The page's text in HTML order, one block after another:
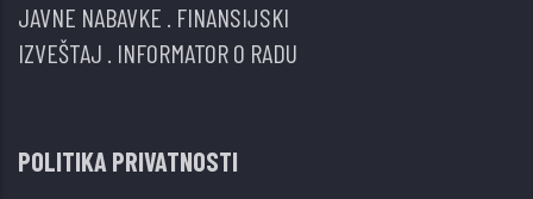
JAVNE NABAVKE FINANSIJSKI
IZVEŠTAJ INFORMATOR O RADU
POLITIKA PRIVATNOSTI